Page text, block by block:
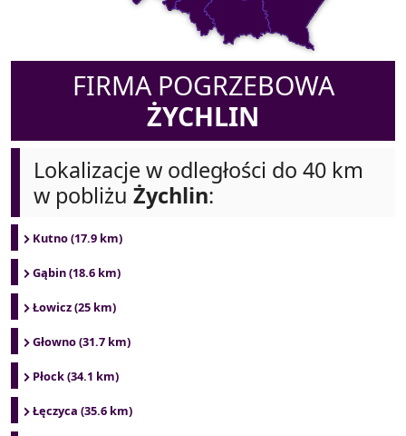
FIRMA POGRZEBOWA
ŻYCHLIN
Lokalizacje w odległości do 40 km
w pobliżu Żychlin:
Kutno (17.9 km)
Gąbin (18.6 km)
Łowicz (25 km)
Głowno (31.7 km)
Płock (34.1 km)
Łęczyca (35.6 km)